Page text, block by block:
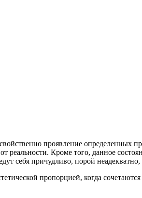
проявление определенных
реальности. Кроме того, данное
себя причудливо, порой
пропорцией, когда